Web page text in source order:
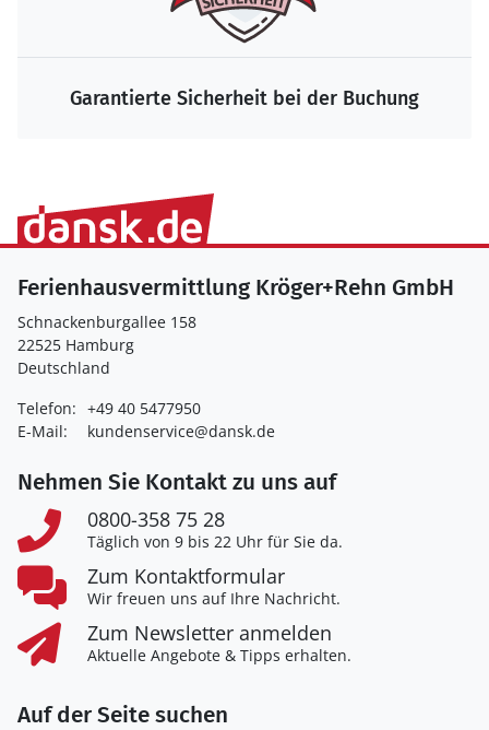
Garantierte Sicherheit bei der Buchung
Ferienhausvermittlung Kröger+Rehn GmbH
Schnackenburgallee 158
22525 Hamburg
Deutschland
Telefon: +49 40 5477950
E-Mail:
kundenservice@dansk.de
Nehmen Sie Kontakt zu uns auf
0800-358 75 28
Täglich von 9 bis 22 Uhr für Sie da.
Zum Kontaktformular
Wir freuen uns auf Ihre Nachricht.
Zum Newsletter anmelden
Aktuelle Angebote & Tipps erhalten.
Auf der Seite suchen